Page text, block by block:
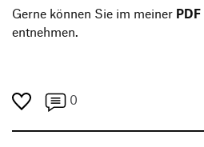
Gerne können Sie im meiner PDF
entnehmen.
0